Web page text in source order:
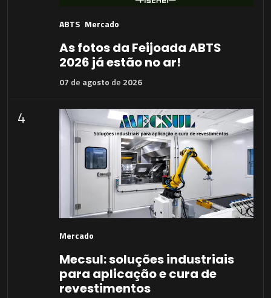
ABTS Mercado
As fotos da Feijoada ABTS
2026 já estão no ar!
07 de agosto de 2026
4
Mercado
Mecsul: soluções industriais
para aplicação e cura de
revestimentos